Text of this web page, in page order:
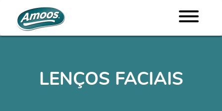
LENÇOS FACIAIS